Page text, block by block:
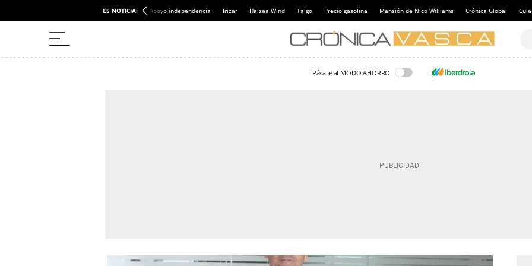
ES NOTICIA: Apoyo independencia Irizar Haizea Wind Talgo Precio gasolina Mansión de Nico Williams Crónica Global
Pásate al MODO AHORRO